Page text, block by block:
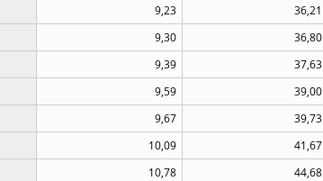
9,23 36,21
9,30 36,80
9,39 37,63
9,59 39,00
9,67 39,73
10,09 41,67
10,78 44,68